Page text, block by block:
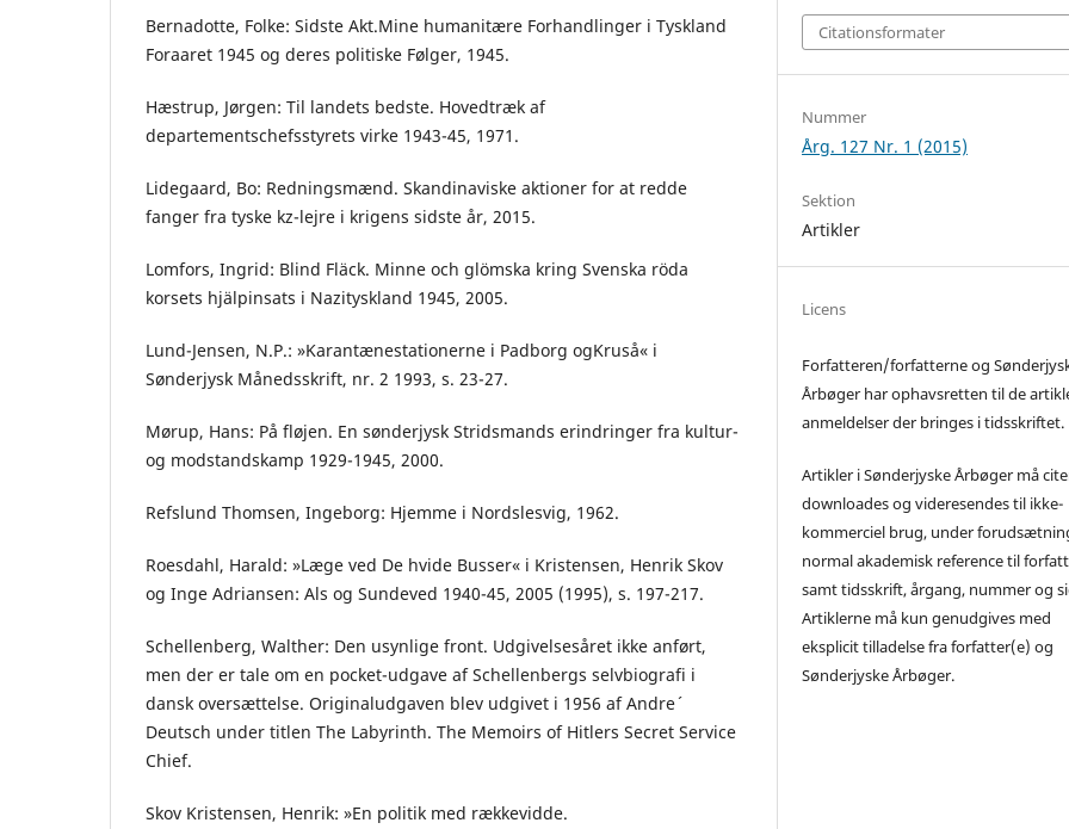
Bernadotte, Folke: Sidste Akt.Mine humanitære Forhandlinger i Tyskland
Foraaret 1945 og deres politiske Følger, 1945.
Hæstrup, Jørgen: Til landets bedste. Hovedtræk af
departementschefsstyrets virke 1943-45, 1971.
Lidegaard, Bo: Redningsmænd. Skandinaviske aktioner for at redde
fanger fra tyske kz-lejre i krigens sidste år, 2015.
Lomfors, Ingrid: Blind Fläck. Minne och glömska kring Svenska röda
korsets hjälpinsats i Nazityskland 1945, 2005.
Lund-Jensen, N.P.: »Karantænestationerne i Padborg ogKruså« i
Sønderjysk Månedsskrift, nr. 2 1993, s. 23-27.
Mørup, Hans: På fløjen. En sønderjysk Stridsmands erindringer fra kultur-
og modstandskamp 1929-1945, 2000.
Refslund Thomsen, Ingeborg: Hjemme i Nordslesvig, 1962.
Roesdahl, Harald: »Læge ved De hvide Busser« i Kristensen, Henrik Skov
og Inge Adriansen: Als og Sundeved 1940-45, 2005 (1995), s. 197-217.
Schellenberg, Walther: Den usynlige front. Udgivelsesåret ikke anført,
men der er tale om en pocket-udgave af Schellenbergs selvbiografi i
dansk oversættelse. Originaludgaven blev udgivet i 1956 af Andre´
Deutsch under titlen The Labyrinth. The Memoirs of Hitlers Secret Service
Chief.
Skov Kristensen, Henrik: »En politik med rækkevidde.
Citationsformater
Nummer
Årg. 127 Nr. 1 (2015)
Sektion
Artikler
Licens
Forfatteren/forfatterne og
Årbøger har ophavsretten til de
anmeldelser der bringes i tidsskriftet.
Artikler i Sønderjyske Årbøger må
downloades og videresendes til ikke-
kommerciel brug, under
normal akademisk reference til
samt tidsskrift, årgang, nummer og
Artiklerne må kun genudgives med
eksplicit tilladelse fra forfatter(e) og
Sønderjyske Årbøger.